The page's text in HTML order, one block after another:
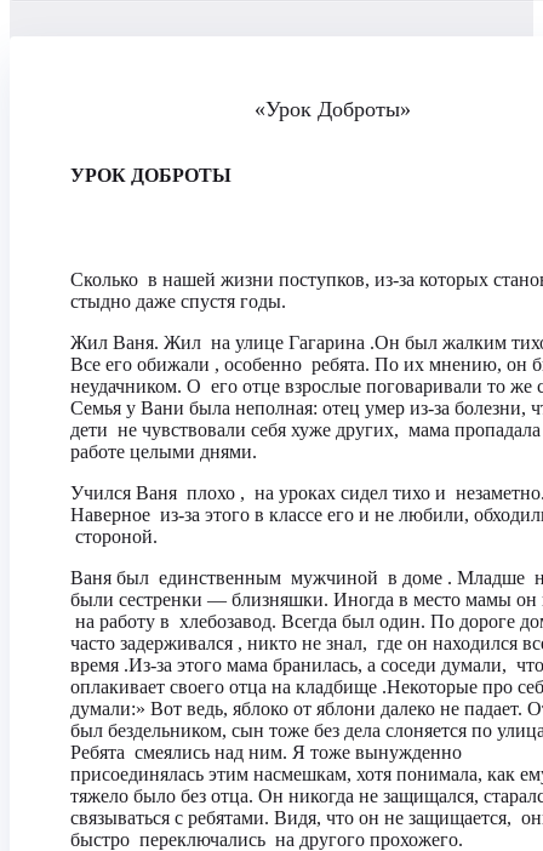
«Урок Доброты»
УРОК ДОБРОТЫ
Сколько в нашей жизни поступков, из-за которых
стыдно даже спустя годы.
Жил Ваня. Жил на улице Гагарина .Он был жалким
Все его обижали , особенно ребята. По их мнению, он
неудачником. О его отце взрослые поговаривали то же
Семья у Вани была неполная: отец умер из-за болезни,
дети не чувствовали себя хуже других, мама
работе целыми днями.
Учился Ваня плохо , на уроках сидел тихо и
Наверное из-за этого в классе его и не любили,
стороной.
Ваня был единственным мужчиной в доме . Младше
были сестренки — близняшки. Иногда в место мамы он
на работу в хлебозавод. Всегда был один. По дороге
часто задерживался , никто не знал, где он находился
время .Из-за этого мама бранилась, а соседи думали,
оплакивает своего отца на кладбище .Некоторые про
думали:» Вот ведь, яблоко от яблони далеко не падает.
был бездельником, сын тоже без дела слоняется по
Ребята смеялись над ним. Я тоже вынужденно
присоединялась этим насмешкам, хотя понимала, как
тяжело было без отца. Он никогда не защищался,
связываться с ребятами. Видя, что он не защищается,
быстро переключались на другого прохожего.